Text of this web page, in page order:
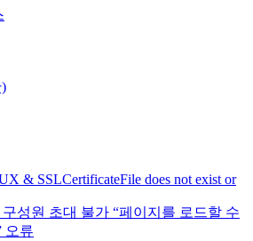
& SSLCertificateFile does not exist or
성원 초대 불가 “페이지를 로드할 수
오류